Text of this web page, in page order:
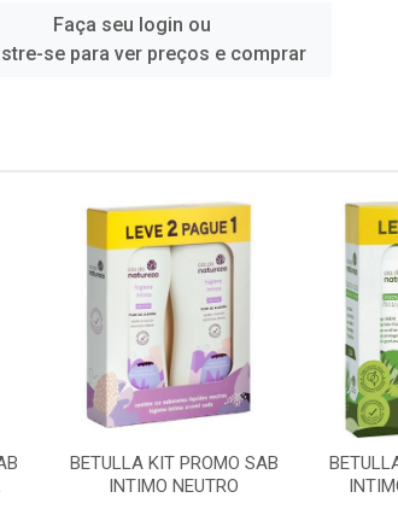
Faça seu login ou
se para ver preços e comprar
BETULLA KIT PROMO SAB
INTIMO NEUTRO